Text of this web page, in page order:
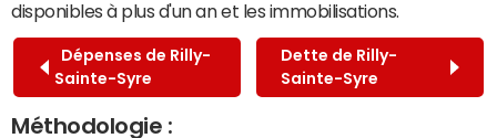
disponibles à plus d'un an et les immobilisations.
Dépenses de Rilly-
Sainte-Syre
Dette de Rilly-
Sainte-Syre
Méthodologie :